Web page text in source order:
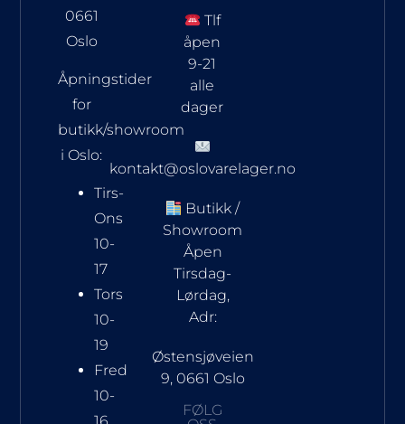
0661
Oslo
Åpningstider
for
butikk/showroom
i Oslo:
Tirs-
Ons
10-
17
Tors
10-
19
Fred
10-
Tlf
åpen
9-21
alle
dager
kontakt@oslovarelager.no
Butikk /
Showroom
Åpen
Tirsdag-
Lørdag,
Adr:
Østensjøveien
9, 0661 Oslo
FØLG